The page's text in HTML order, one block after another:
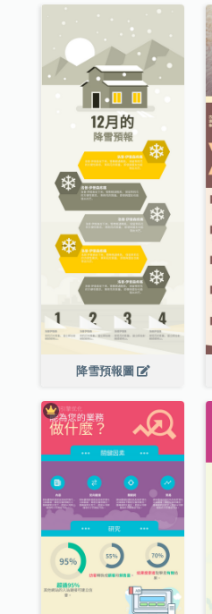
降雪預報圖